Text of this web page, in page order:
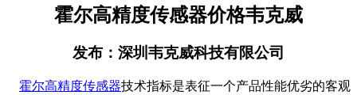
霍尔高精度传感器价格韦克威
发布：深圳韦克威科技有限公司
霍尔高精度传感器技术指标是表征一个产品性能优劣的客观